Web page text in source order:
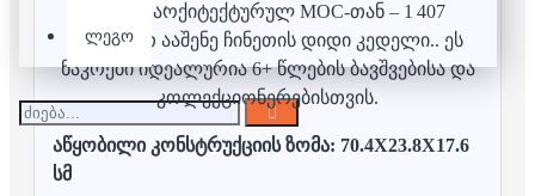
ლეგო
მსგავს არქიტექტურულ MOC-თან – 1 407
ნაწილით ააშენე ჩინეთის დიდი კედელი.. ეს
ნაკრები იდეალურია 6+ წლების ბავშვებისა და
კოლექციონერებისთვის.
აწყობილი კონსტრუქციის ზომა: 70.4X23.8X17.6
სმ